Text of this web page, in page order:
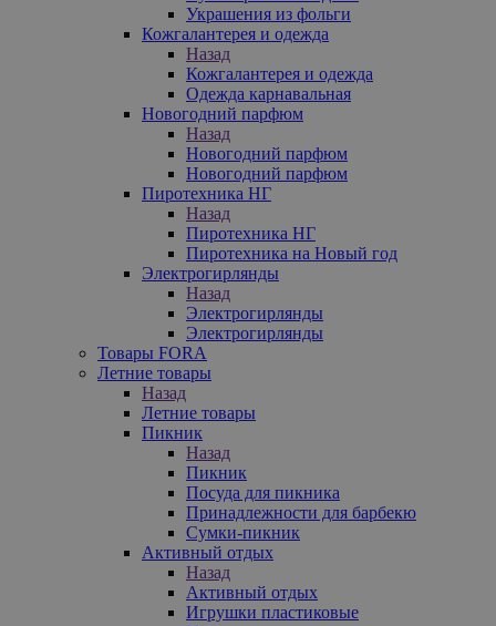
Украшения из фольги
Кожгалантерея и одежда
Назад
Кожгалантерея и одежда
Одежда карнавальная
Новогодний парфюм
Назад
Новогодний парфюм
Новогодний парфюм
Пиротехника НГ
Назад
Пиротехника НГ
Пиротехника на Новый год
Электрогирлянды
Назад
Электрогирлянды
Электрогирлянды
Товары FORA
Летние товары
Назад
Летние товары
Пикник
Назад
Пикник
Посуда для пикника
Принадлежности для барбекю
Сумки-пикник
Активный отдых
Назад
Активный отдых
Игрушки пластиковые